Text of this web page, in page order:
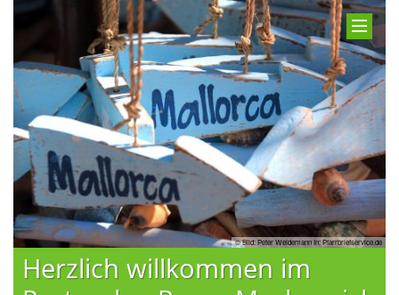
© Bild: Peter Weidemann In: Pfarrbriefservice.de
Herzlich willkommen im